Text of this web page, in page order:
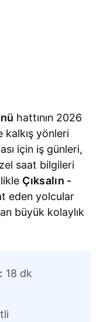
hattının 2026
kalkış yönleri
için iş günleri,
saat bilgileri
Çıksalın -
eden yolcular
büyük kolaylık
18 dk